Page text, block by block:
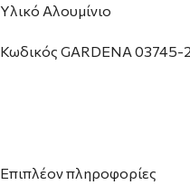
Υλικό Αλουμίνιο
Κωδικός GARDENA 03745-
Επιπλέον πληροφορίες